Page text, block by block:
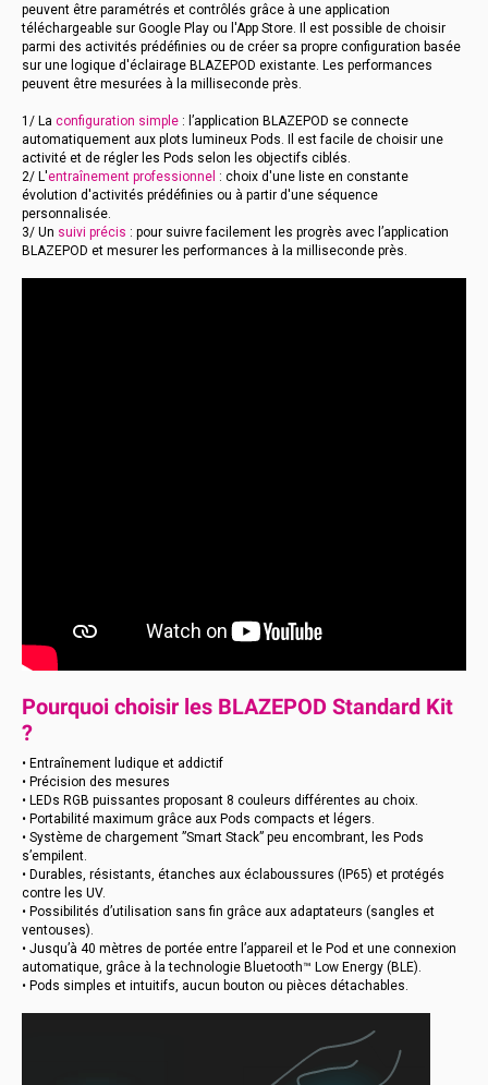
peuvent être paramétrés et contrôlés grâce à une application
téléchargeable sur Google Play ou l'App Store. Il est possible de choisir
parmi des activités prédéfinies ou de créer sa propre configuration basée
sur une logique d'éclairage BLAZEPOD existante. Les performances
peuvent être mesurées à la milliseconde près.
1/ La configuration simple : l’application BLAZEPOD se connecte
automatiquement aux plots lumineux Pods. Il est facile de choisir une
activité et de régler les Pods selon les objectifs ciblés.
2/ L'entraînement professionnel : choix d'une liste en constante
évolution d'activités prédéfinies ou à partir d'une séquence
personnalisée.
3/ Un suivi précis : pour suivre facilement les progrès avec l’application
BLAZEPOD et mesurer les performances à la milliseconde près.
Pourquoi choisir les BLAZEPOD Standard Kit
?
• Entraînement ludique et addictif
• Précision des mesures
• LEDs RGB puissantes proposant 8 couleurs différentes au choix.
• Portabilité maximum grâce aux Pods compacts et légers.
• Système de chargement ”Smart Stack” peu encombrant, les Pods
s’empilent.
• Durables, résistants, étanches aux éclaboussures (IP65) et protégés
contre les UV.
• Possibilités d’utilisation sans fin grâce aux adaptateurs (sangles et
ventouses).
• Jusqu’à 40 mètres de portée entre l’appareil et le Pod et une connexion
automatique, grâce à la technologie Bluetooth™ Low Energy (BLE).
• Pods simples et intuitifs, aucun bouton ou pièces détachables.